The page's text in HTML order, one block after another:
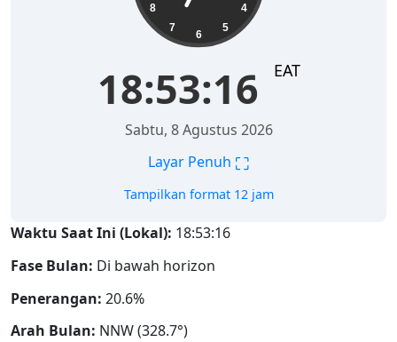
4
5
6
7
8
18:53:17 EAT
Sabtu, 8 Agustus 2026
Layar Penuh ⛶
Tampilkan format 12 jam
Waktu Saat Ini (Lokal): 18:53:17
Fase Bulan: Di bawah horizon
Penerangan: 20.6%
Arah Bulan: NNW (328.7°)